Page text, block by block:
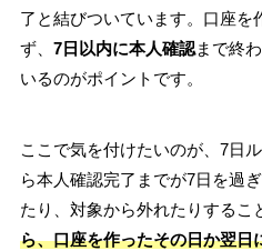
了と結びついています。口座を
ず、 7日以内に本人確認まで終
いるのがポイントです。
ここで気を付けたいのが、7日
ら本人確認完了までが7日を過
たり、対象から外れたりするこ
ら、口座を作ったその日か翌日